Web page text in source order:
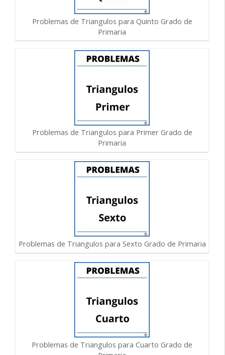
Problemas de Triangulos para Quinto Grado de
Primaria
Problemas de Triangulos para Primer Grado de
Primaria
Problemas de Triangulos para Sexto Grado de Primaria
Problemas de Triangulos para Cuarto Grado de